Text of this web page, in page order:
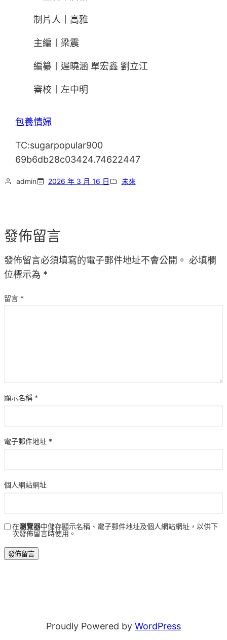
制片人丨高雅
主編丨梁震
編纂丨遲曉涵 單宏鑫 劉立江
審校丨左中明
包養情婦
TC:sugarpopular900
69b6db28c03424.74622447
admin 2026 年 3 月 16 日 未來
發佈留言
發佈留言必須填寫的電子郵件地址不會公開。 必填欄
位標示為 *
留言 *
顯示名稱 *
電子郵件地址 *
個人網站網址
在瀏覽器中儲存顯示名稱、電子郵件地址及個人網站網址，以供下
次發佈留言時使用。
Proudly Powered by WordPress